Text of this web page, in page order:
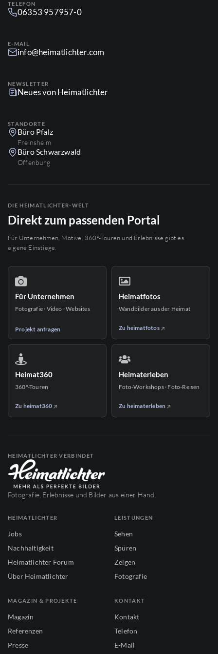
TELEFON
06353 957957-0
E-MAIL
info@heimatlichter.com
NEWSLETTER
Neues von Heimatlichter
STANDORTE
Büro Pfalz
Freinsheim
Büro Schwarzwald
Offenburg
DIE HEIMATLICHTER-WELT
Direkt zum passenden Portal
Für Unternehmen, Motive, 360°-Touren und Erlebnisse gibt es
eigene Einstiege.
Für Unternehmen
Fotografie · Video · Websites
Projekt anfragen
Heimatfotos
Wandbilder aus der Heimat
Zu heimatfotos
Heimat360
360°-Touren
Zu heimat360
Heimaterleben
Foto-Workshops · Foto-Reisen
Zu heimaterleben
HEIMATLICHTER VERBINDET
Fotografie, Erlebnisse und Bilder aus einer Hand.
HEIMATLICHTER
Jobs
Nachhaltigkeit
Heimatlichter Forum
Über Heimatlichter
LEISTUNGEN
Sehen
Spüren
Zeigen
Fotografie
MAGAZIN & PROJEKTE
Magazin
Referenzen
Presse
KONTAKT
Kontakt
Telefon
E-Mail